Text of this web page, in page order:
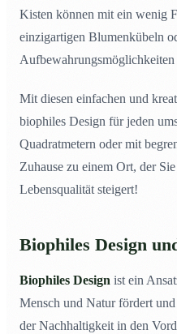
Kisten können mit ein wenig
einzigartigen Blumenkübeln
Aufbewahrungsmöglichkeiten
Mit diesen einfachen und
biophiles Design für jeden
Quadratmetern oder mit
Zuhause zu einem Ort, der
Lebensqualität steigert!
Biophiles Design
Biophiles Design ist ein
Mensch und Natur fördert
der Nachhaltigkeit in den